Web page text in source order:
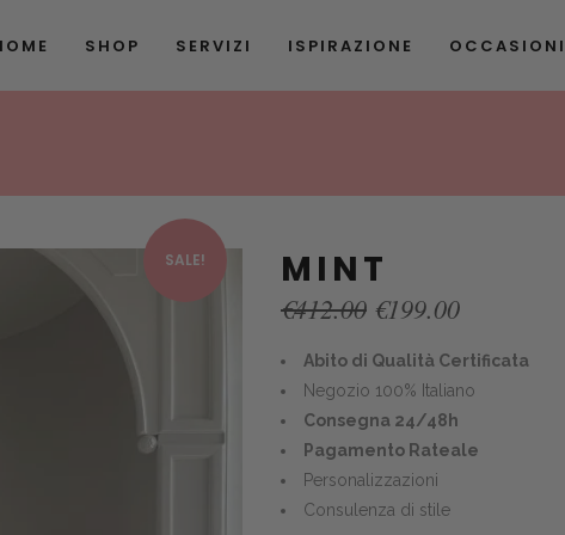
SHOP SERVIZI ISPIRAZIONE
SALE! MINT
€412.00 Original
was:
€412.00.
€199.00Current
is:
€199.00.
Abito di Qualità Certificata
Negozio 100% Italiano
Consegna 24/48h
Pagamento Rateale
Personalizzazioni
Consulenza di stile